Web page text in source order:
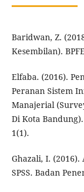
Baridwan, Z.
Kesembilan).
Elfaba. (2016).
Peranan Sistem
Manajerial
Di Kota
1(1).
Ghazali, I.
SPSS. Badan